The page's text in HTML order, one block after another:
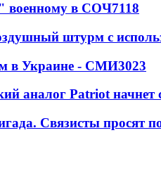
военному в СОЧ7118
штурм с
в Украине - СМИ3023
аналог Patriot начнет
Связисты просят